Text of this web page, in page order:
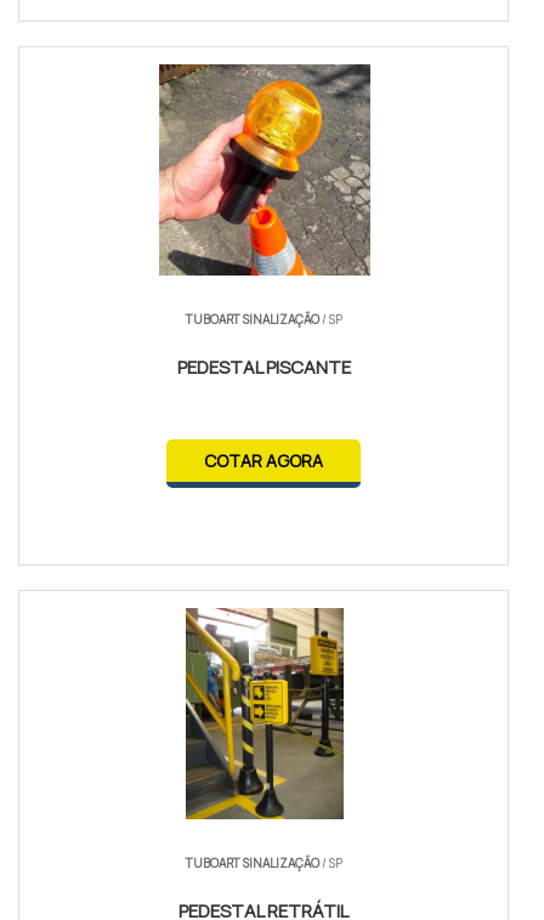
TUBOART SINALIZAÇÃO/ SP
PEDESTAL PISCANTE
COTAR AGORA
TUBOART SINALIZAÇÃO/ SP
PEDESTAL RETRÁTIL